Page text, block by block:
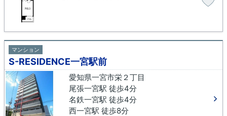
マンション
S-RESIDENCE一宮駅前
愛知県一宮市栄２丁目
尾張一宮駅 徒歩4分
名鉄一宮駅 徒歩4分
西一宮駅 徒歩8分